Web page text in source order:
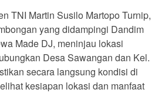
TNI Martin Susilo Martopo Turnip,
yang didampingi Dandim
Made DJ, meninjau lokasi
Desa Sawangan dan Kel.
secara langsung kondisi di
kesiapan lokasi dan manfaat